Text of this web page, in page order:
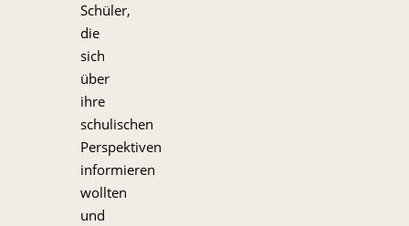
Schüler,
die
sich
über
ihre
schulischen
Perspektiven
informieren
wollten
und